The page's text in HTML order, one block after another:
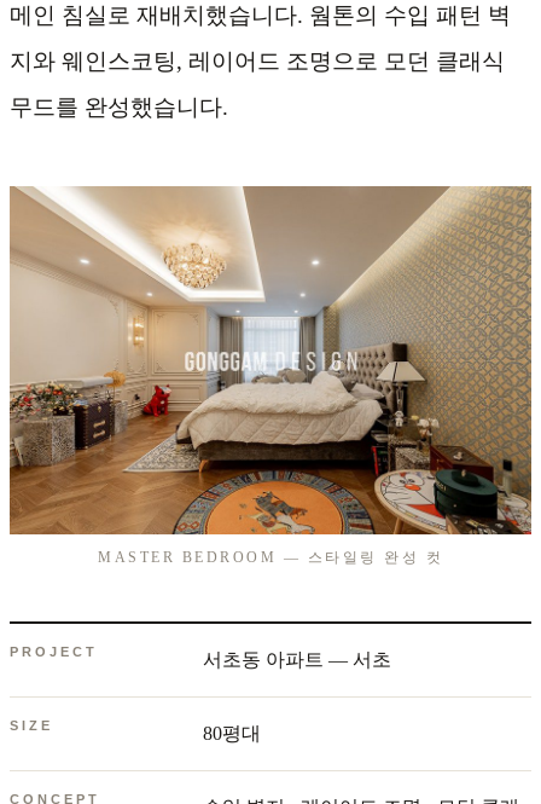
메인 침실로 재배치했습니다. 웜톤의 수입 패턴 벽
지와 웨인스코팅, 레이어드 조명으로 모던 클래식
무드를 완성했습니다.
MASTER BEDROOM — 스타일링 완성 컷
PROJECT 서초동 아파트 — 서초
SIZE 80평대
CONCEPT